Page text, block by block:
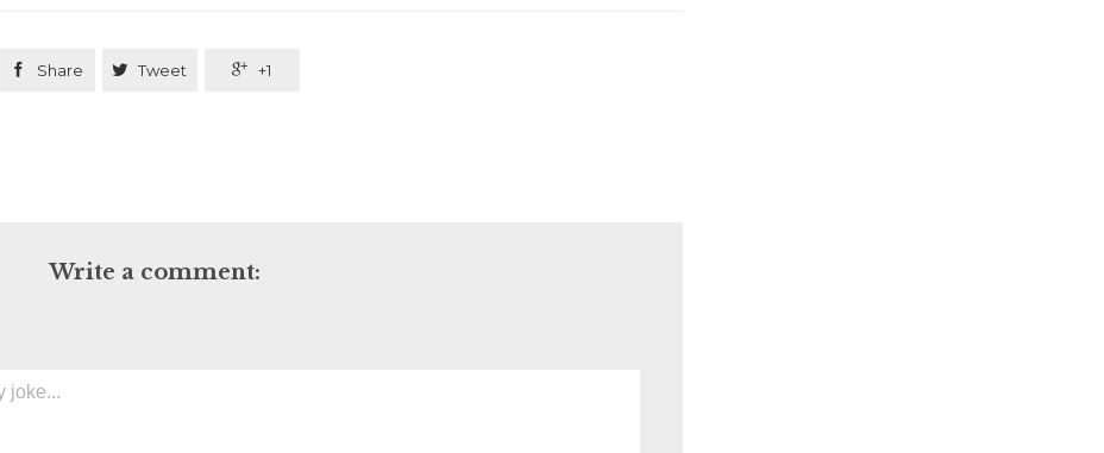
 Share  Tweet  +1
Write a comment: